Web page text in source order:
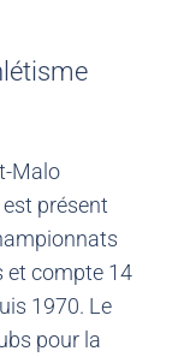
Malo
présent
et compte 14
1970. Le
pour la